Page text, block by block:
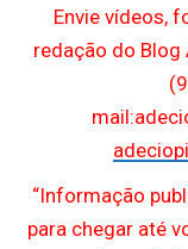
Envie vídeos,
redação do Blog
“Informação
para chegar até